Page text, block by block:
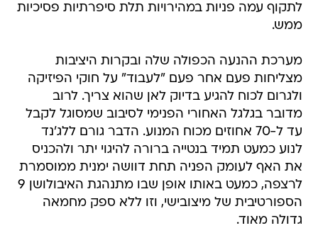
לתקוף עמה פניות במהירויות תלת סיפרתיות פסיכיות
ממש.
מערכת ההנעה הכפולה שלה ובקרות היציבות
מצליחות פעם אחר פעם "לעבוד" על חוקי הפיזיקה
ולגרום לכוח להגיע בדיוק לאן שהוא צריך. לרוב
מדובר בגלגל האחורי הפנימי לסיבוב שמסוגל לקבל
עד ל-70 אחוזים מכוח המנוע. הדבר גורם ללג'נד
לנוע כמעט תמיד בנטייה ברורה להיגוי יתר ולהכניס
את האף לעומק הפניה תחת דוושה ימנית ממוסמרת
לרצפה, כמעט באותו אופן שבו מתנהגת האיבולושן 9
הספורטיבית של מיצובישי, וזו ללא ספק מחמאה
גדולה מאוד.